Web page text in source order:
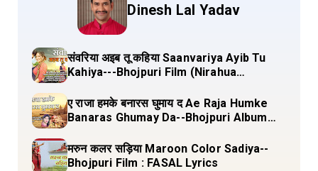
Dinesh Lal Yadav
संवरिया अइब तू कहिया Saanvariya Ayib Tu
Kahiya---Bhojpuri Film (Nirahua
ए राजा हमके बनारस घुमाय द Ae Raja Humke
Banaras Ghumay Da--Bhojpuri Album
Lyrics
मरुन कलर सड़िया Maroon Color Sadiya--
Bhojpuri Film : FASAL Lyrics